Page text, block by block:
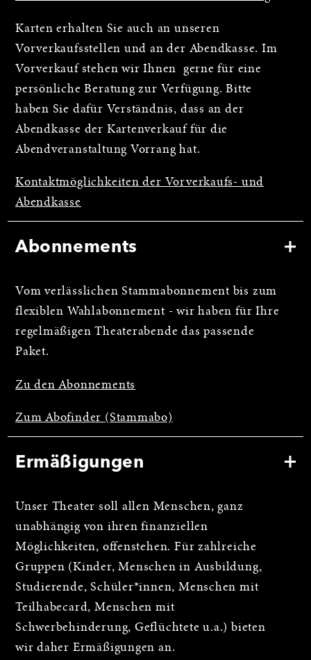
Karten erhalten Sie auch an unseren
Vorverkaufsstellen und an der Abendkasse. Im
Vorverkauf stehen wir Ihnen gerne für eine
persönliche Beratung zur Verfügung. Bitte
haben Sie dafür Verständnis, dass an der
Abendkasse der Kartenverkauf für die
Abendveranstaltung Vorrang hat.
Kontaktmöglichkeiten der Vorverkaufs- und
Abendkasse
Abonnements
Vom verlässlichen Stammabonnement bis zum
flexiblen Wahlabonnement - wir haben für Ihre
regelmäßigen Theaterabende das passende
Paket.
Zu den Abonnements
Zum Abofinder (Stammabo)
Ermäßigungen
Unser Theater soll allen Menschen, ganz
unabhängig von ihren finanziellen
Möglichkeiten, offenstehen. Für zahlreiche
Gruppen (Kinder, Menschen in Ausbildung,
Studierende, Schüler*innen, Menschen mit
Teilhabecard, Menschen mit
Schwerbehinderung, Geflüchtete u.a.) bieten
wir daher Ermäßigungen an.